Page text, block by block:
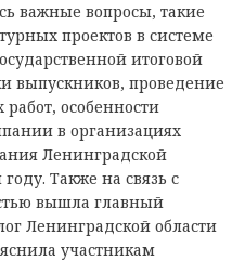
важные вопросы, такие
проектов в системе
итоговой
выпускников, проведение
особенности
в организациях
Ленинградской
Также на связь с
вышла главный
Ленинградской области
участникам